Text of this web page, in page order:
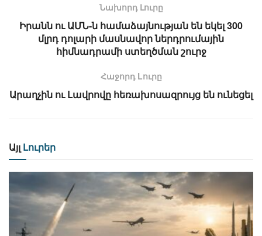
Նախորդ Լուրը
Իրանն ու ԱՄՆ-ն համաձայնության են եկել 300
մլրդ դոլարի մասնավոր ներդրումային
հիմնադրամի ստեղծման շուրջ
Հաջորդ Lուրը
Արաղչին ու Լավրովը հեռախոսազրույց են ունեցել
Այլ Լուրեր